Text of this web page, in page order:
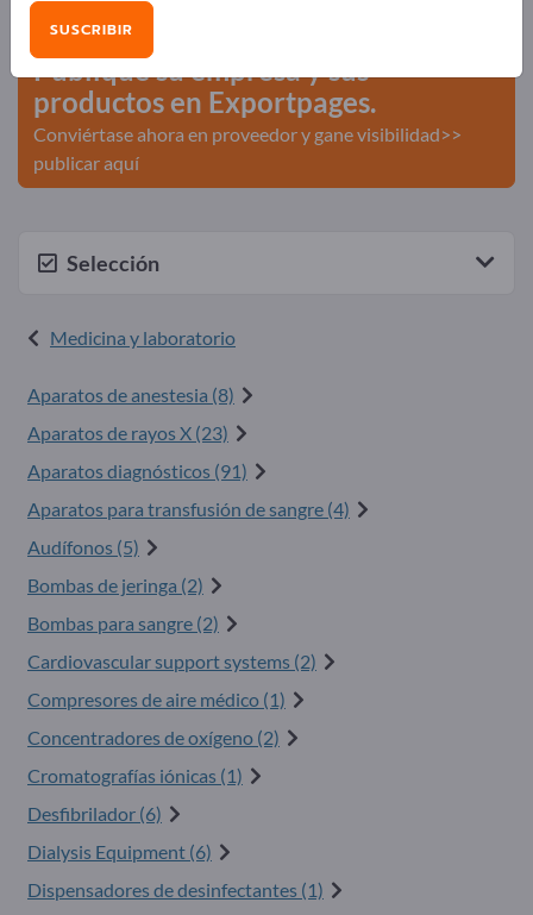
comerciales >> Empiece aquí
Publique su empresa y sus
productos en Exportpages.
Conviértase ahora en proveedor y gane visibilidad>>
publicar aquí
Selección
Medicina y laboratorio
Aparatos de anestesia (8)
Aparatos de rayos X (23)
Aparatos diagnósticos (91)
Aparatos para transfusión de sangre (4)
Audífonos (5)
Bombas de jeringa (2)
Bombas para sangre (2)
Cardiovascular support systems (2)
Compresores de aire médico (1)
Concentradores de oxígeno (2)
Cromatografías iónicas (1)
Desfibrilador (6)
Dialysis Equipment (6)
Dispensadores de desinfectantes (1)
SUSCRIBIR